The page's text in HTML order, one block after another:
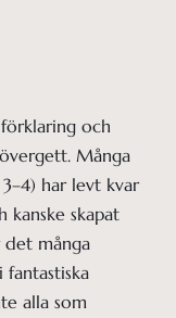
och
Många
har levt kvar
kanske skapat
det många
alla som